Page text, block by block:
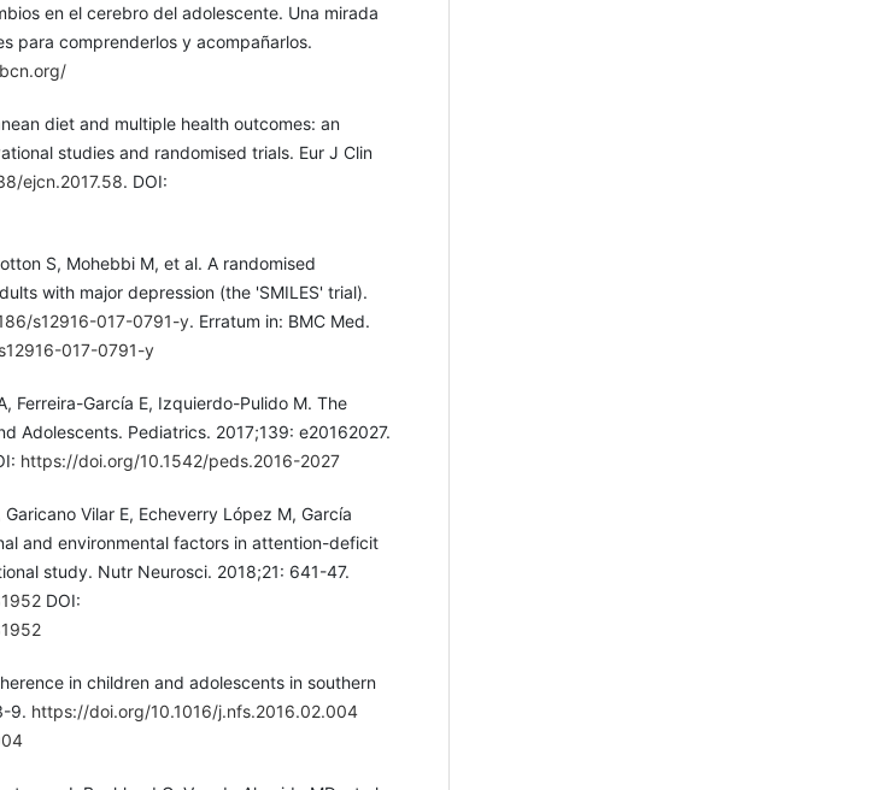
en el cerebro del adolescente. Una mirada
para comprenderlos y acompañarlos.
diet and multiple health outcomes: an
studies and randomised trials. Eur J Clin
ejcn.2017.58. DOI:
S, Mohebbi M, et al. A randomised
with major depression (the 'SMILES' trial).
s12916-017-0791-y. Erratum in: BMC Med.
017-0791-y
Ferreira-García E, Izquierdo-Pulido M. The
Adolescents. Pediatrics. 2017;139: e20162027.
https://doi.org/10.1542/peds.2016-2027
Vilar E, Echeverry López M, García
and environmental factors in attention-deficit
study. Nutr Neurosci. 2018;21: 641-47.
DOI:
in children and adolescents in southern
9. https://doi.org/10.1016/j.nfs.2016.02.004